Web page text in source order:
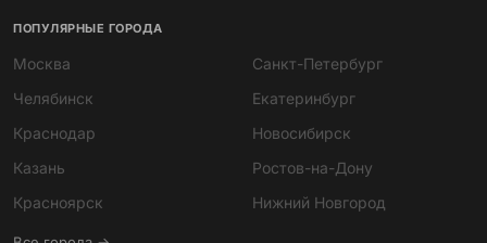
ПОПУЛЯРНЫЕ ГОРОДА
Москва
Санкт-Петербург
Челябинск
Екатеринбург
Краснодар
Новосибирск
Казань
Ростов-на-Дону
Красноярск
Нижний Новгород
ИИ-помощник · всегда онлайн